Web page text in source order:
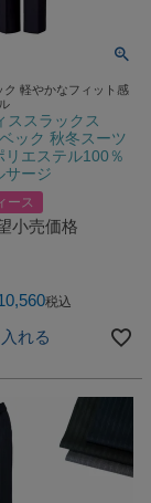
ク 軽やかなフィット感
ススラックス
ック 秋冬スーツ
エステル100％
サージ
ース
小売価格
税込
れる